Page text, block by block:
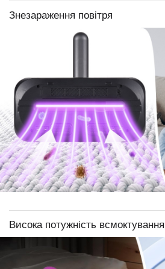
Знезараження повітря
Висока потужність всмоктування